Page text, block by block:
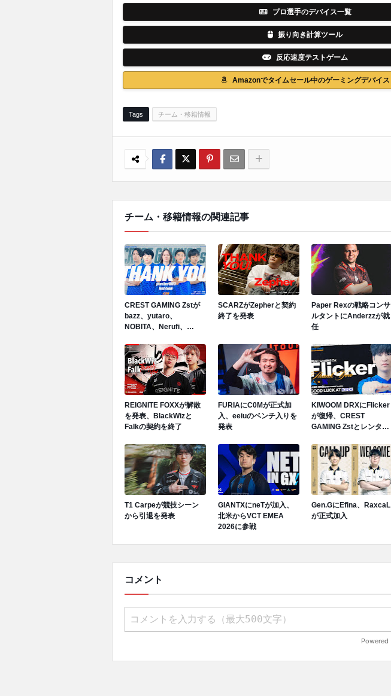
プロ選手のデバイス一覧
振り向き計算ツール
反応速度テストゲーム
Amazonでタイムセール中のゲーミングデバイス
Tags チーム・移籍情報
チーム・移籍情報の関連記事
CREST GAMING Zstが
bazz、yutaro、
NOBITA、Nerufi、
SCARZがZepherと契約
終了を発表
Paper Rexの戦略コンサ
ルタントにAnderzzが就
任
REIGNITE FOXXが解散
を発表、BlackWizと
Falkの契約を終了
FURIAにC0Mが正式加
入、eeiuのベンチ入りを
発表
KIWOOM DRXにFlicker
が復帰、CREST
GAMING Zstとレンタル
T1 Carpeが競技シーン
から引退を発表
GIANTXにneTが加入、
北米からVCT EMEA
2026に参戦
Gen.GにEfina、RaxcaL
が正式加入
コメント